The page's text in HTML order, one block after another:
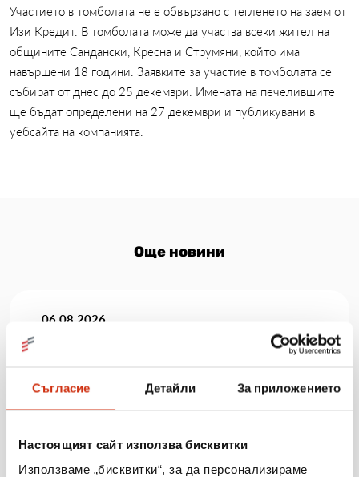
Съгласие Детайли За приложението
Настоящият сайт използва бисквитки
Използваме „бисквитки“, за да персонализираме
Участието в томболата не е обвързано с тегленето на заем от
Изи Кредит. В томболата може да участва всеки жител на
общините Сандански, Кресна и Струмяни, който има
навършени 18 години. Заявките за участие в томболата се
събират от днес до 25 декември. Имената на печелившите
ще бъдат определени на 27 декември и публикувани в
уебсайта на компанията.
Още новини
06.08.2026
Когато мечтите оживяват: 206 детски рисунки, 3
Виж повече